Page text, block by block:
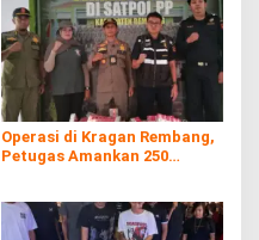
Operasi di Kragan Rembang,
Petugas Amankan 250